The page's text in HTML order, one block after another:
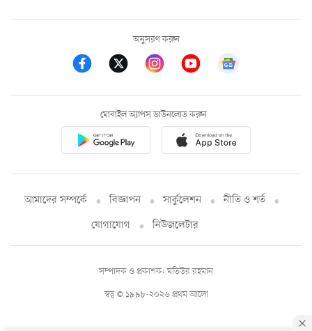
অনুসরণ করুন
মোবাইল অ্যাপস ডাউনলোড করুন
আমাদের সম্পর্কে বিজ্ঞাপন সার্কুলেশন
নীতি ও শর্ত
যোগাযোগ
নিউজলেটার
স্বত্ব © ১৯৯৮-২০২৬ প্রথম আলো
সম্পাদক ও প্রকাশক: মতিউর রহমান